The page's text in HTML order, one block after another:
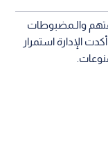
والـمضبوطات
الإدارة استمرار